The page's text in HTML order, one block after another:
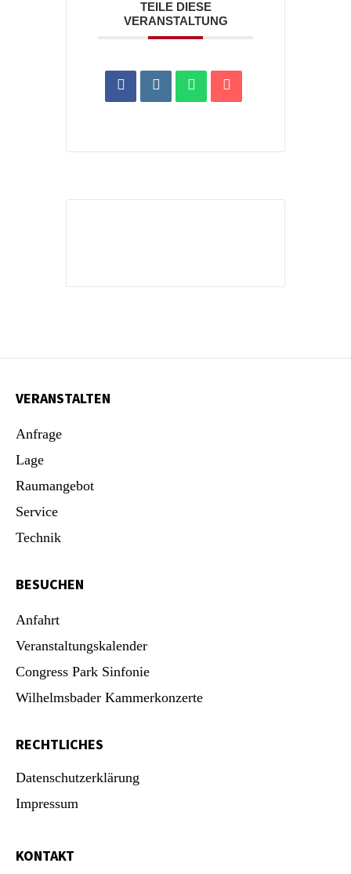
TEILE DIESE
VERANSTALTUNG
VERANSTALTEN
Anfrage
Lage
Raumangebot
Service
Technik
BESUCHEN
Anfahrt
Veranstaltungskalender
Congress Park Sinfonie
Wilhelmsbader Kammerkonzerte
RECHTLICHES
Datenschutzerklärung
Impressum
KONTAKT